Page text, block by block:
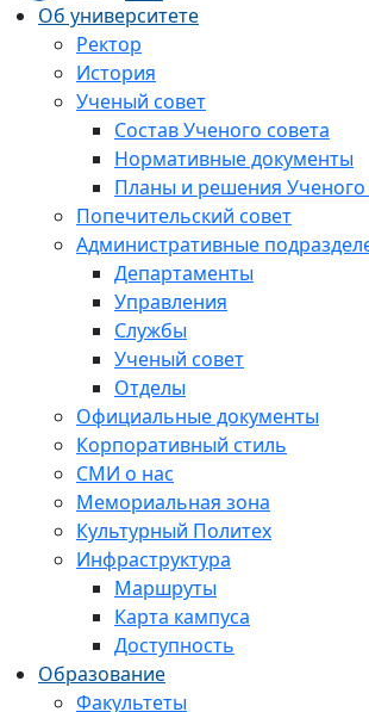
Об университете
Ректор
История
Ученый совет
Состав Ученого совета
Нормативные документы
Планы и решения Ученого
Попечительский совет
Административные
Департаменты
Управления
Службы
Ученый совет
Отделы
Официальные документы
Корпоративный стиль
СМИ о нас
Мемориальная зона
Культурный Политех
Инфраструктура
Маршруты
Карта кампуса
Доступность
Образование
Факультеты